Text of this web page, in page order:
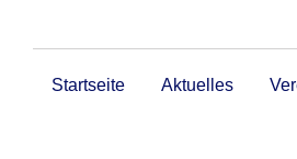
Startseite Aktuelles